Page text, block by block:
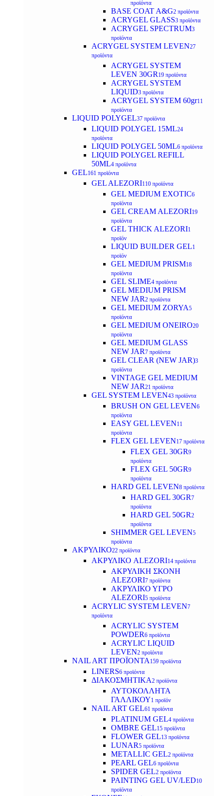
προϊόντα
BASE COAT A&G2 προϊόντα
ACRYGEL GLASS3 προϊόντα
ACRYGEL SPECTRUM3
προϊόντα
ACRYGEL SYSTEM LEVEN27
προϊόντα
ACRYGEL SYSTEM
LEVEN 30GR 19 προϊόντα
ACRYGEL SYSTEM
LIQUID3 προϊόντα
ACRYGEL SYSTEM 60gr11
προϊόντα
LIQUID POLYGEL37 προϊόντα
LIQUID POLYGEL 15ML24
προϊόντα
LIQUID POLYGEL 50ML6 προϊόντα
LIQUID POLYGEL REFILL
50ML4 προϊόντα
GEL161 προϊόντα
GEL ALEZORI110 προϊόντα
GEL MEDIUM EXOTIC6
προϊόντα
GEL CREAM ALEZORI19
προϊόντα
GEL THICK ALEZORI1
προϊόν
LIQUID BUILDER GEL1
προϊόν
GEL MEDIUM PRISM18
προϊόντα
GEL SLIME4 προϊόντα
GEL MEDIUM PRISM
NEW JAR2 προϊόντα
GEL MEDIUM ZORYA5
προϊόντα
GEL MEDIUM ONEIRO20
προϊόντα
GEL MEDIUM GLASS
NEW JAR7 προϊόντα
GEL CLEAR (NEW JAR)3
προϊόντα
VINTAGE GEL MEDIUM
NEW JAR21 προϊόντα
GEL SYSTEM LEVEN43 προϊόντα
BRUSH ON GEL LEVEN6
προϊόντα
EASY GEL LEVEN11
προϊόντα
FLEX GEL LEVEN17 προϊόντα
FLEX GEL 30GR9
προϊόντα
FLEX GEL 50GR9
προϊόντα
HARD GEL LEVEN8 προϊόντα
HARD GEL 30GR7
προϊόντα
HARD GEL 50GR2
προϊόντα
SHIMMER GEL LEVEN5
προϊόντα
ΑΚΡΥΛΙΚΟ22 προϊόντα
ΑΚΡΥΛΙΚΟ ALEZORI14 προϊόντα
ΑΚΡΥΛΙΚΗ ΣΚΟΝΗ
ALEZORI7 προϊόντα
ΑΚΡΥΛΙΚΟ ΥΓΡΟ
ALEZORI5 προϊόντα
ACRYLIC SYSTEM LEVEN7
προϊόντα
ACRYLIC SYSTEM
POWDER6 προϊόντα
ACRYLIC LIQUID
LEVEN2 προϊόντα
NAIL ART ΠΡΟΪΟΝΤΑ 159 προϊόντα
LINERS6 προϊόντα
ΔΙΑΚΟΣΜΗΤΙΚΑ2 προϊόντα
ΑΥΤΟΚΟΛΛΗΤΑ
ΓΑΛΛΙΚΟΥ1 προϊόν
NAIL ART GEL61 προϊόντα
PLATINUM GEL4 προϊόντα
OMBRE GEL15 προϊόντα
FLOWER GEL13 προϊόντα
LUNAR5 προϊόντα
METALLIC GEL2 προϊόντα
PEARL GEL6 προϊόντα
SPIDER GEL2 προϊόντα
PAINTING GEL UV/LED10
προϊόντα